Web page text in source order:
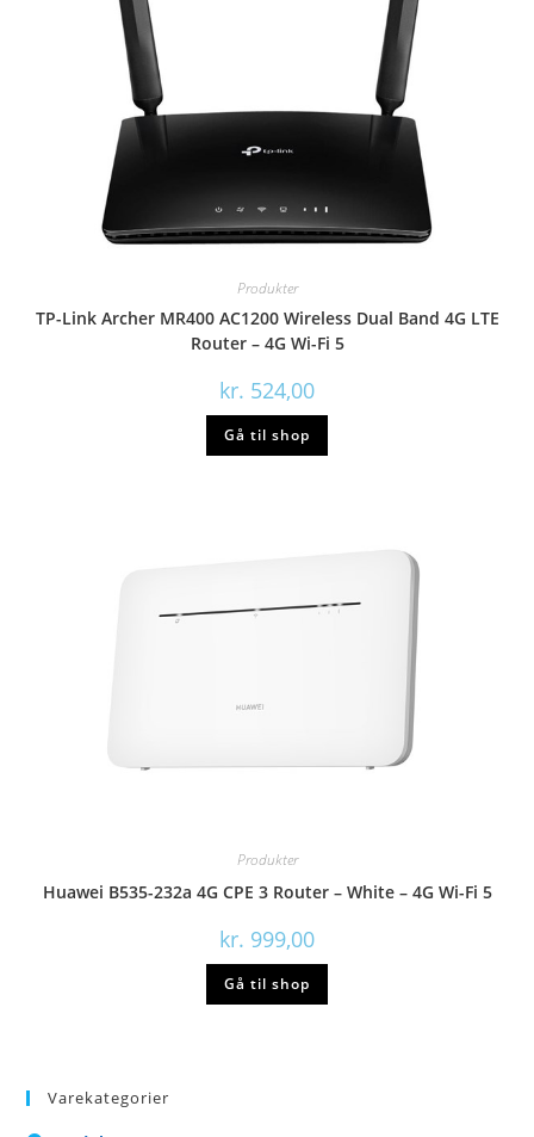
Produkter
TP-Link Archer MR400 AC1200 Wireless Dual Band 4G LTE
Router – 4G Wi-Fi 5
kr. 524,00
Gå til shop
Produkter
Huawei B535-232a 4G CPE 3 Router – White – 4G Wi-Fi 5
kr. 999,00
Gå til shop
Varekategorier